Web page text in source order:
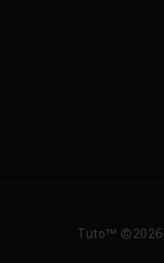
Tuto™ ©2026